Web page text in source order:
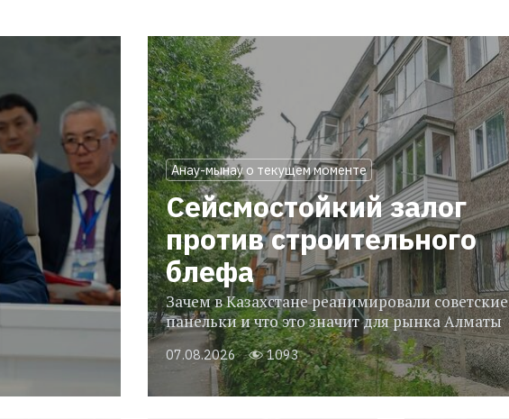
Анау-мынау о текущем моменте
Сейсмостойкий залог
против строительного
блефа
Зачем в Казахстане реанимировали советские
панельки и что это значит для рынка Алматы
07.08.2026 1093